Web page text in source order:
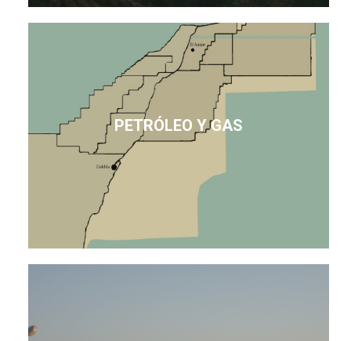
PETRÓLEO Y GAS